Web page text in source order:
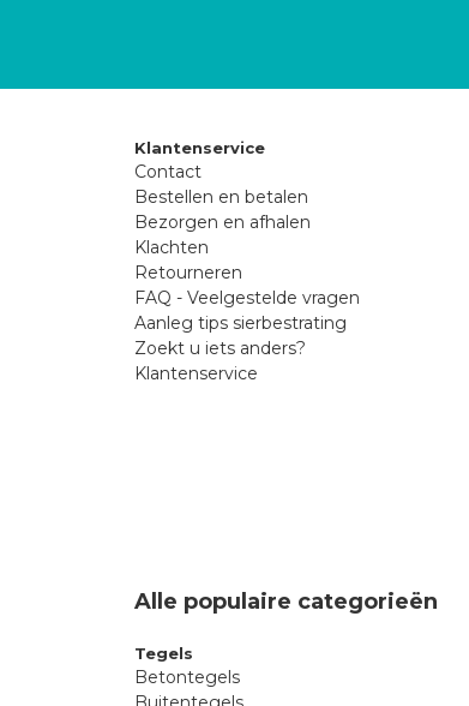
Klantenservice
Contact
Bestellen en betalen
Bezorgen en afhalen
Klachten
Retourneren
FAQ - Veelgestelde vragen
Aanleg tips sierbestrating
Zoekt u iets anders?
Klantenservice
Alle populaire categorieën
Tegels
Betontegels